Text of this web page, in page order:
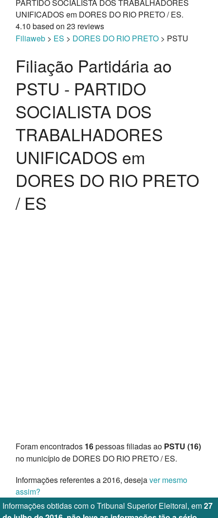
PARTIDO SOCIALISTA DOS TRABALHADORES
UNIFICADOS em DORES DO RIO PRETO / ES.
4.10 based on 23 reviews
Filiaweb > ES > DORES DO RIO PRETO > PSTU
Filiação Partidária ao
PSTU - PARTIDO
SOCIALISTA DOS
TRABALHADORES
UNIFICADOS em
DORES DO RIO PRETO
/ ES
Foram encontrados 16pessoas filiadas ao PSTU (16)
no município de DORES DO RIO PRETO / ES.
Informações referentes a 2016, desejaver mesmo
assim?
Informações obtidas com o Tribunal Superior Eleitoral, em27